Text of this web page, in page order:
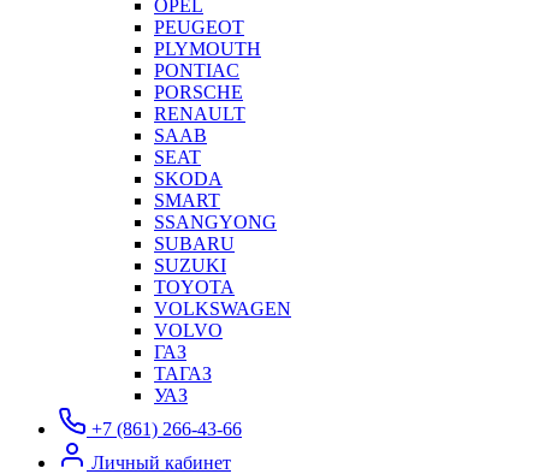
OPEL
PEUGEOT
PLYMOUTH
PONTIAC
PORSCHE
RENAULT
SAAB
SEAT
SKODA
SMART
SSANGYONG
SUBARU
SUZUKI
TOYOTA
VOLKSWAGEN
VOLVO
ГАЗ
ТАГАЗ
УАЗ
+7 (861) 266-43-66
Личный кабинет